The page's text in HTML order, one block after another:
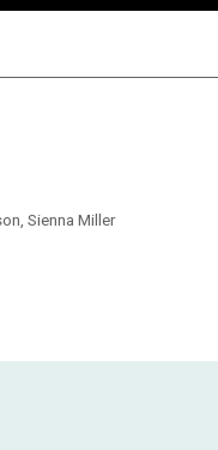
Sienna Miller